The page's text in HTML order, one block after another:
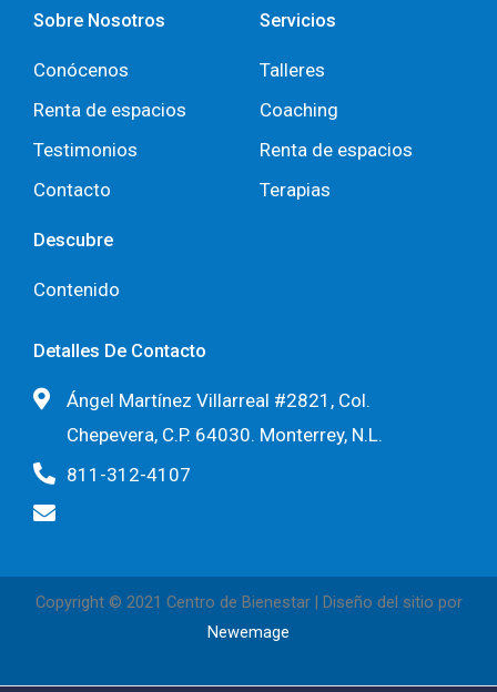
Sobre Nosotros
Conócenos
Renta de espacios
Testimonios
Contacto
Descubre
Contenido
Servicios
Talleres
Coaching
Renta de espacios
Terapias
Detalles De Contacto
Ángel Martínez Villarreal #2821, Col.
Chepevera, C.P. 64030. Monterrey, N.L.
811-312-4107
Copyright © 2021 Centro de Bienestar | Diseño del sitio por
Newemage